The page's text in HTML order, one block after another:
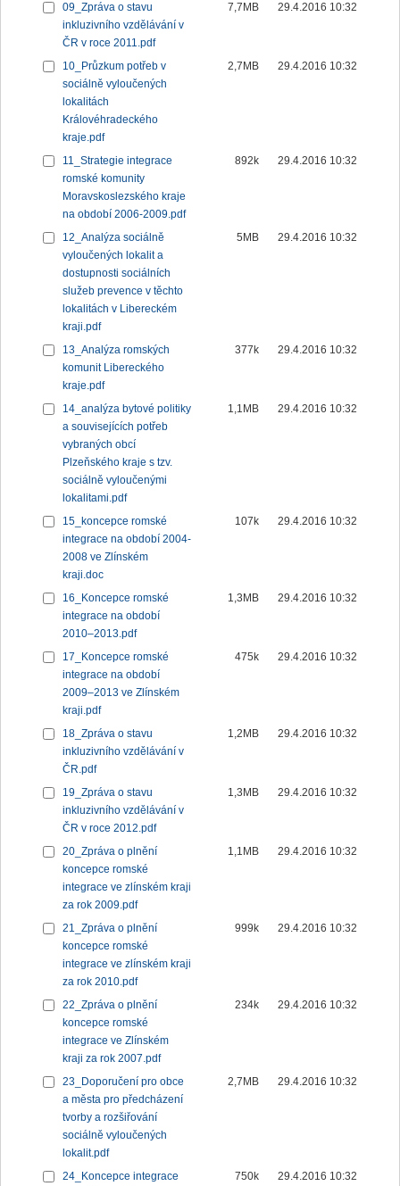
09_Zpráva o stavu
inkluzivního vzdělávání v
ČR v roce 2011.pdf
7,7MB 29.4.2016 10:32
10_Průzkum potřeb v
sociálně vyloučených
lokalitách
Královéhradeckého
kraje.pdf
2,7MB 29.4.2016 10:32
11_Strategie integrace
romské komunity
Moravskoslezského kraje
na období 2006-2009.pdf
892k 29.4.2016 10:32
12_Analýza sociálně
vyloučených lokalit a
dostupnosti sociálních
služeb prevence v těchto
lokalitách v Libereckém
kraji.pdf
5MB 29.4.2016 10:32
13_Analýza romských
komunit Libereckého
kraje.pdf
377k 29.4.2016 10:32
14_analýza bytové politiky
a souvisejících potřeb
vybraných obcí
Plzeňského kraje s tzv.
sociálně vyloučenými
lokalitami.pdf
1,1MB 29.4.2016 10:32
15_koncepce romské
integrace na období 2004-
2008 ve Zlínském
kraji.doc
107k 29.4.2016 10:32
16_Koncepce romské
integrace na období
2010–2013.pdf
1,3MB 29.4.2016 10:32
17_Koncepce romské
integrace na období
2009–2013 ve Zlínském
kraji.pdf
475k 29.4.2016 10:32
18_Zpráva o stavu
inkluzivního vzdělávání v
ČR.pdf
1,2MB 29.4.2016 10:32
19_Zpráva o stavu
inkluzivního vzdělávání v
ČR v roce 2012.pdf
1,3MB 29.4.2016 10:32
20_Zpráva o plnění
koncepce romské
integrace ve zlínském kraji
za rok 2009.pdf
1,1MB 29.4.2016 10:32
21_Zpráva o plnění
koncepce romské
integrace ve zlínském kraji
za rok 2010.pdf
999k 29.4.2016 10:32
22_Zpráva o plnění
koncepce romské
integrace ve Zlínském
kraji za rok 2007.pdf
234k 29.4.2016 10:32
23_Doporučení pro obce
a města pro předcházení
tvorby a rozšiřování
sociálně vyloučených
lokalit.pdf
2,7MB 29.4.2016 10:32
24_Koncepce integrace
750k 29.4.2016 10:32